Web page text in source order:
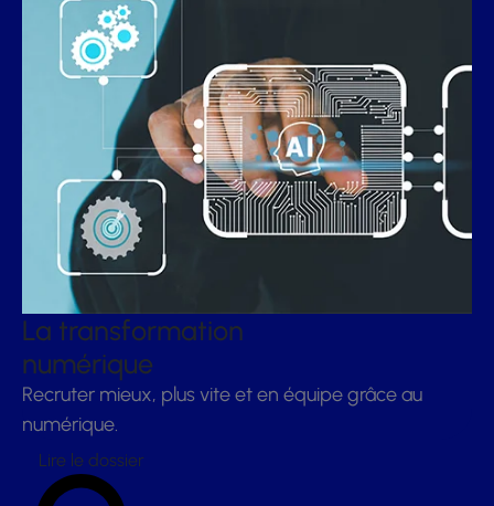
La transformation
numérique
Recruter mieux, plus vite et en équipe grâce au
numérique.
Lire le dossier